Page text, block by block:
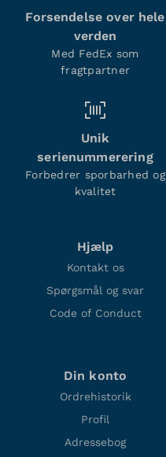
Forsendelse over hele
verden
Med FedEx som
fragtpartner
Unik
serienummerering
Forbedrer sporbarhed og
kvalitet
Hjælp
Kontakt os
Spørgsmål og svar
Code of Conduct
Din konto
Ordrehistorik
Profil
Adressebog